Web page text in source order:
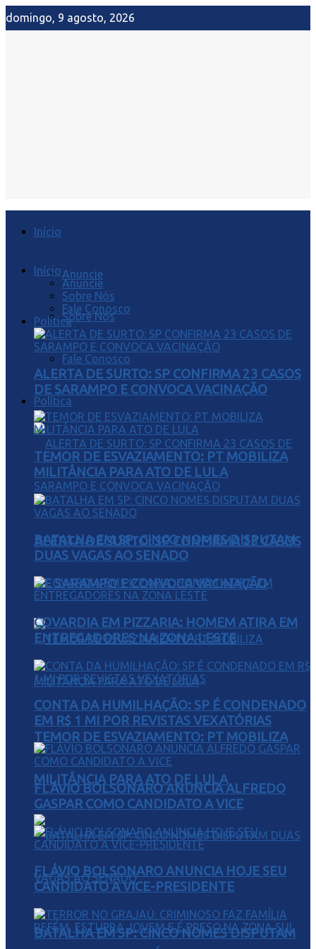
domingo, 9 agosto, 2026
Início
Anuncie
Sobre Nós
Fale Conosco
Política
ALERTA DE SURTO: SP CONFIRMA 23 CASOS
DE SARAMPO E CONVOCA VACINAÇÃO
TEMOR DE ESVAZIAMENTO: PT MOBILIZA
MILITÂNCIA PARA ATO DE LULA
BATALHA EM SP: CINCO NOMES DISPUTAM
Início
Anuncie
Sobre Nós
Fale Conosco
Política
ALERTA DE SURTO: SP CONFIRMA 23 CASOS
DE SARAMPO E CONVOCA VACINAÇÃO
TEMOR DE ESVAZIAMENTO: PT MOBILIZA
MILITÂNCIA PARA ATO DE LULA
BATALHA EM SP: CINCO NOMES DISPUTAM
DUAS VAGAS AO SENADO
COVARDIA EM PIZZARIA: HOMEM ATIRA EM
ENTREGADORES NA ZONA LESTE
CONTA DA HUMILHAÇÃO: SP É CONDENADO
EM R$ 1 MI POR REVISTAS VEXATÓRIAS
FLÁVIO BOLSONARO ANUNCIA ALFREDO
GASPAR COMO CANDIDATO A VICE
FLÁVIO BOLSONARO ANUNCIA HOJE SEU
CANDIDATO A VICE-PRESIDENTE